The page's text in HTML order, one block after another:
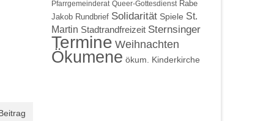
Pfarrgemeinderat Queer-Gottesdienst Rabe
Jakob Rundbrief Solidarität Spiele St.
Martin Stadtrandfreizeit Sternsinger
Termine Weihnachten
Ökumene ökum. Kinderkirche